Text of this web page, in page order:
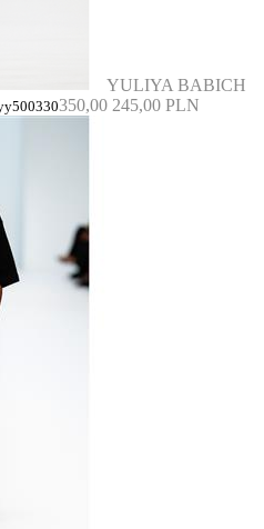
YULIYA BABICH
350,00 245,00 PLN